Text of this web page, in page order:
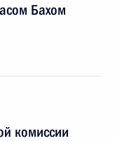
Бахом
комиссии